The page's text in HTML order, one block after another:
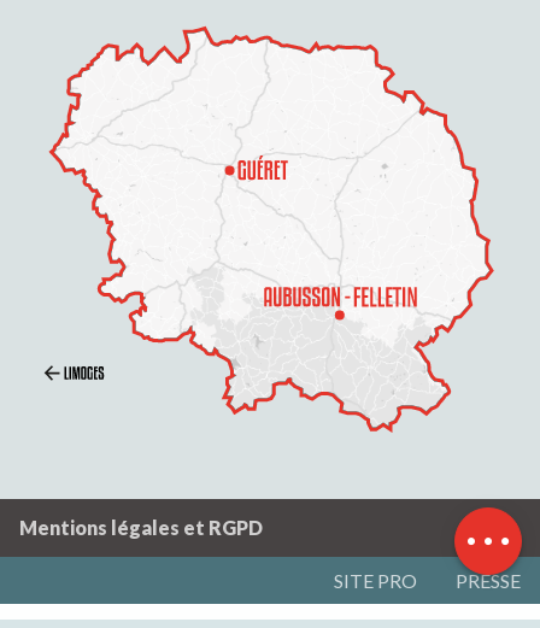
Description
Mentions légales et RGPD
SITE PRO PRESSE